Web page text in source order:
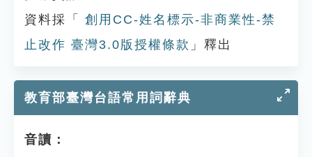
資料採「
創用CC-姓名標示-非商業性-禁
止改作 臺灣3.0版授權條款 」釋出
教育部臺灣台語常用詞辭典
音讀：